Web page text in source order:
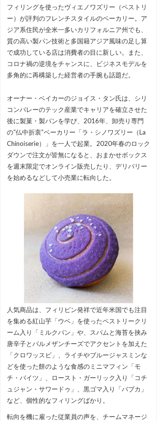
フィリングを使ったヴィエノワズリー（ペストリ
ー）が評判のフレンチスタイルのベーカリー。ア
ジア系住民が全米一多いカリフォルニア州でも、
質の高い製パン技術と多国籍アジア風味の足し算
で成功している店は消費者の目に新しい。また、
コロナ禍の逆境をチャンスに、ビジネスモデルを
多角的に再構築した経営者の手腕も話題だ。
オーナー・ベイカーのジョイス・タン氏は、シリ
コンバレーのテック産業でキャリアを確立させた
後に製菓・製パンを学び、2016年、卸売り専門
の“仏中折衷”ベーカリー「ラ・シノワズリー（La
Chinoiserie）」を一人で起業。2020年春のロック
ダウンで注文が皆無になると、おまかせボックス
を週末限定でオンライン販売したり、デリバリー
を始めるなどして小売業に転向した。
人気商品は、フィリピン発祥で近年米国でも注目
を集める紅山芋「ウベ」を使ったペストリークリ
ーム入り「ミルクバン」や、スパムと海苔を挟み
唐辛子とパルメザンチーズでアクセントを加えた
「クロワッスビ」、ライチやブルージャスミンな
どを使った餅のような食感のミニマフィン「モ
チ・バイツ」、ロースト・ガーリック入り「コチ
ュジャン・サワードゥ」、黒ゴマ入り「バブカ」
など、個性的なフィリングばかり。
転向を機に雇った従業員の声を、チームマネージ